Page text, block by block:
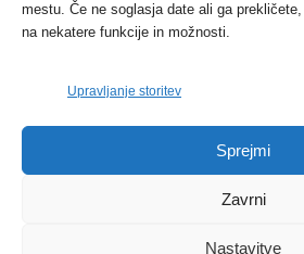
mestu. Če ne soglasja date ali ga
na nekatere funkcije in možnosti.
Upravljanje storitev
Sprejmi
Zavrni
Nastavitve
Tožilstvo v Celovcu v
Verbund
FOTO: Razstava
Dogodki 27. novembra,